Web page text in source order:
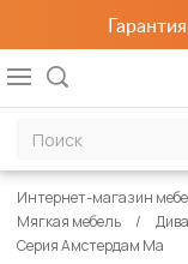
Интернет-магазин
Мягкая мебель
Серия Амстердам Ма